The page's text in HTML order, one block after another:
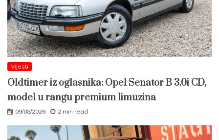
Vijesti
Oldtimer iz oglasnika: Opel Senator B 3.0i CD,
model u rangu premium limuzina
09/08/2026 2 min read